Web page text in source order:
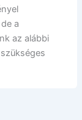
a
az alábbi